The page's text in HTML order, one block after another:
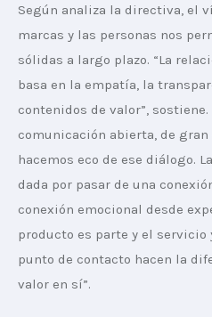
Según analiza la directiva, el
marcas y las personas nos
sólidas a largo plazo. “La
basa en la empatía, la
contenidos de valor”,
comunicación abierta, de gran
hacemos eco de ese diálogo.
dada por pasar de una
conexión emocional desde
producto es parte y el servicio
punto de contacto hacen la
valor en sí”.